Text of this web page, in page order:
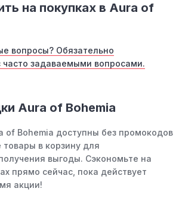
на покупках в Aura of
вопросы? Обязательно
часто задаваемыми вопросами.
Aura of Bohemia
of Bohemia доступны без промокодов
товары в корзину для
выгоды. Сэкономьте на
прямо сейчас, пока действует
акции!